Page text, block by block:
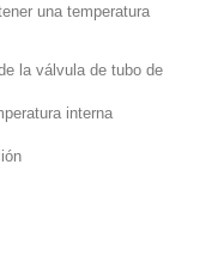
una temperatura
la válvula de tubo de
interna